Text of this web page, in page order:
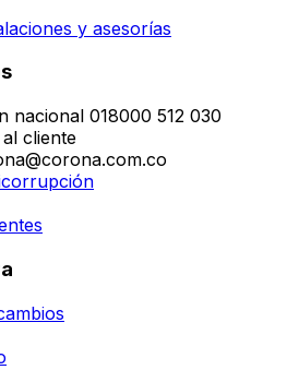
y asesorías
nacional 018000 512 030
cliente